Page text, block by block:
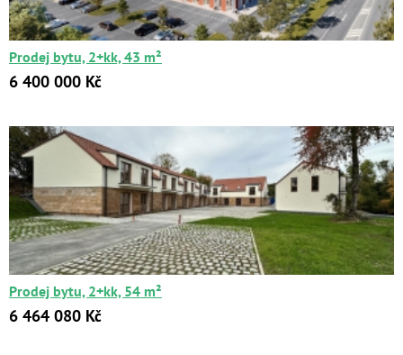
Prodej bytu, 2+kk, 43 m²
6 400 000 Kč
Prodej bytu, 2+kk, 54 m²
6 464 080 Kč